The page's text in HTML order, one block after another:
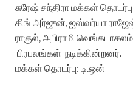
சுரேஷ் சந்திரா மக்கள்
கிங் அர்ஜுன், ஐஸ்வர்யா
ராகுல், அபிராமி
பிரபலங்கள் நடிக்கின்றனர்.
மக்கள் தொடர்பு: டி.ஒன்